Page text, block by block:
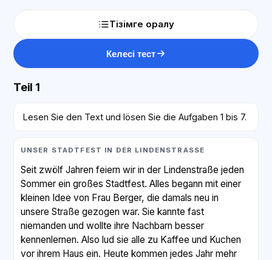
Тізімге оралу
Келесі тест
Teil 1
Lesen Sie den Text und lösen Sie die Aufgaben 1 bis 7.
UNSER STADTFEST IN DER LINDENSTRASSE
Seit zwölf Jahren feiern wir in der Lindenstraße jeden
Sommer ein großes Stadtfest. Alles begann mit einer
kleinen Idee von Frau Berger, die damals neu in
unsere Straße gezogen war. Sie kannte fast
niemanden und wollte ihre Nachbarn besser
kennenlernen. Also lud sie alle zu Kaffee und Kuchen
vor ihrem Haus ein. Heute kommen jedes Jahr mehr